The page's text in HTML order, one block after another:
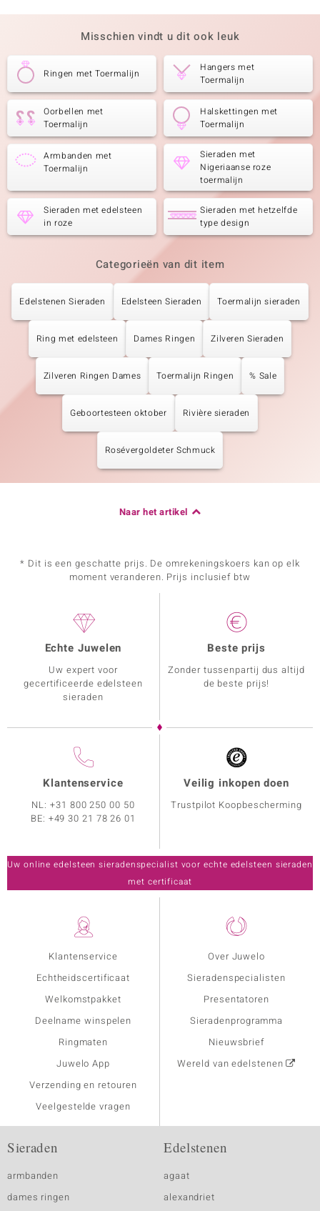
Misschien vindt u dit ook leuk
Ringen met Toermalijn
Hangers met
Toermalijn
Oorbellen met
Toermalijn
Halskettingen met
Toermalijn
Armbanden met
Toermalijn
Sieraden met
Nigeriaanse roze
toermalijn
Sieraden met edelsteen
in roze
Sieraden met hetzelfde
type design
Categorieën van dit item
Edelstenen Sieraden Edelsteen Sieraden Toermalijn sieraden
Ring met edelsteen Dames Ringen Zilveren Sieraden
Zilveren Ringen Dames Toermalijn Ringen % Sale
Geboortesteen oktober Rivière sieraden
Rosévergoldeter Schmuck
Naar het artikel
* Dit is een geschatte prijs. De omrekeningskoers kan op elk
moment veranderen. Prijs inclusief btw
Klantenservice
Echtheidscertificaat
Welkomstpakket
Deelname winspelen
Ringmaten
Juwelo App
Verzending en retouren
Veelgestelde vragen
Over Juwelo
Sieradenspecialisten
Presentatoren
Sieradenprogramma
Nieuwsbrief
Wereld van edelstenen
Echte Juwelen
Uw expert voor
gecertificeerde edelsteen
sieraden
Beste prijs
Zonder tussenpartij dus altijd
de beste prijs!
Klantenservice
NL:+31 800 250 00 50
BE: +49 30 21 78 26 01
Veilig inkopen doen
Trustpilot Koopbescherming
Uw online edelsteen sieradenspecialist voor echte edelsteen sieraden
met certificaat
Sieraden
armbanden
dames ringen
Edelstenen
agaat
alexandriet